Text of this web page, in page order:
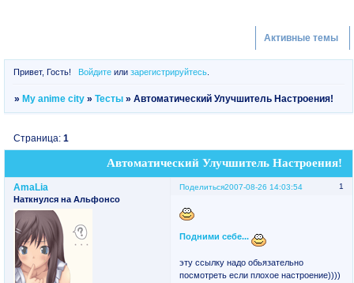
Активные темы
Привет, Гость! Войдитеили зарегистрируйтесь.
»My anime city »Тесты »Автоматический Улучшитель Настроения!
Автоматический Улучшитель Настроения!
Страница:1
Поделиться 1
2007-08-26 14:03:54
AmaLia
Наткнулся на Альфонсо
Подними себе...
эту ссылку надо обьязательно
посмотреть если плохое настроение))))